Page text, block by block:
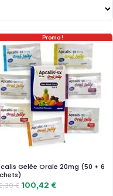
Promo !
Gelée Orale 20mg (50 + 6
€ 100,42 €